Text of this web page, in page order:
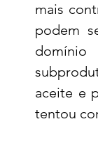
Bisbi Diversidade
mais
podem
domínio
aceite e
tentou